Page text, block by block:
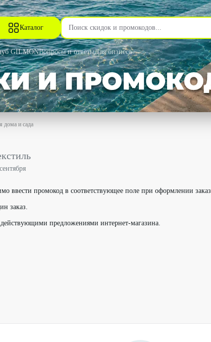
Каталог
GILMONВопросы и ответыДля бизнеса
дома и сада
до 50% - La Redoute в Москве
ввести промокод в соответствующее поле при оформлении
заказ.
предложениями интернет-магазина.